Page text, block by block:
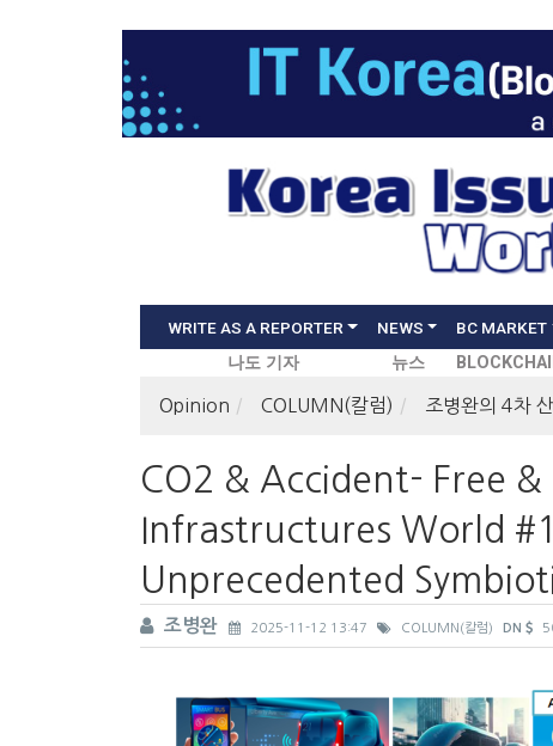
WRITE AS A REPORTER NEWS BC MARKET
나도 기자 뉴스
Opinion COLUMN(칼럼) 조병완의 4차
CO2 & Accident- Free
Infrastructures World
Unprecedented
조병완 2025-11-12 13:47 COLUMN(칼럼) DN